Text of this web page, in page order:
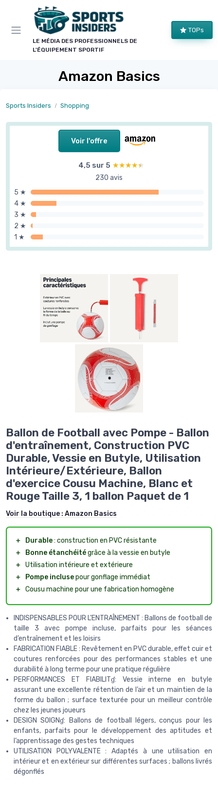
LE MÉDIA DES PROFESSIONNELS DE
L'ÉQUIPEMENT SPORTIF
TOPs
Amazon Basics
Sports Insiders Shopping
Voir l'offre
4,5 sur 5 ★★★★★
★★★★★
230 avis
5 ★
4 ★
3 ★
2 ★
1 ★
Ballon de Football avec Pompe - Ballon
d'entraînement, Construction PVC
Durable, Vessie en Butyle, Utilisation
Intérieure/Extérieure, Ballon
d'exercice Cousu Machine, Blanc et
Rouge Taille 3, 1 ballon Paquet de 1
Voir la boutique : Amazon Basics
＋ Durable: construction en PVC résistante
＋
Bonne étanchéitégrâce à la vessie en butyle
＋ Utilisation intérieure et extérieure
＋
Pompe inclusepour gonflage immédiat
＋ Cousu machine pour une fabrication homogène
INDISPENSABLES POUR L’ENTRAÎNEMENT : Ballons de football de
taille 3 avec pompe incluse, parfaits pour les séances
d’entraînement et les loisirs
FABRICATION FIABLE : Revêtement en PVC durable, effet cuir et
coutures renforcées pour des performances stables et une
durabilité à long terme pour une pratique régulière
PERFORMANCES ET FIABILITɠ: Vessie interne en butyle
assurant une excellente rétention de l’air et un maintien de la
forme du ballon ; surface texturée pour un meilleur contrôle
chez les jeunes joueurs
DESIGN SOIGNɠ: Ballons de football légers, conçus pour les
enfants, parfaits pour le développement des aptitudes et
l’apprentissage des gestes techniques
UTILISATION POLYVALENTE : Adaptés à une utilisation en
intérieur et en extérieur sur différentes surfaces ; ballons livrés
dégonflés
Panneau de gestion des cookies